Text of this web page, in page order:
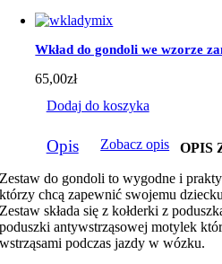
Wkład do gondoli we wzorze
65,00zł
Dodaj do koszyka
Opis Zobacz opis
OPIS
Zestaw do gondoli to wygodne i
którzy chcą zapewnić swojemu
Zestaw składa się z kołderki z
poduszki antywstrząsowej motylek
wstrząsami podczas jazdy w wózku.